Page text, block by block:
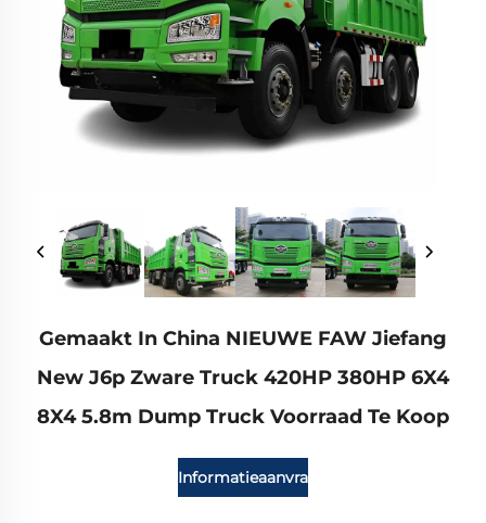
Gemaakt In China NIEUWE FAW Jiefang
New J6p Zware Truck 420HP 380HP 6X4
8X4 5.8m Dump Truck Voorraad Te Koop
Informatieaanvraag